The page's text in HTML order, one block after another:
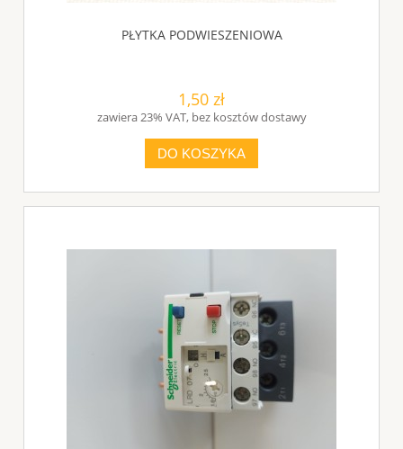
PŁYTKA PODWIESZENIOWA
1,50 zł
zawiera 23% VAT, bez kosztów dostawy
DO KOSZYKA